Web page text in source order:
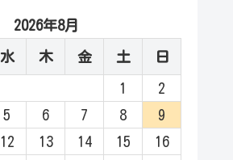
2026年8月
水 木 金 土 日
1
2
5 6 7 8
9
12 13 14 15
16